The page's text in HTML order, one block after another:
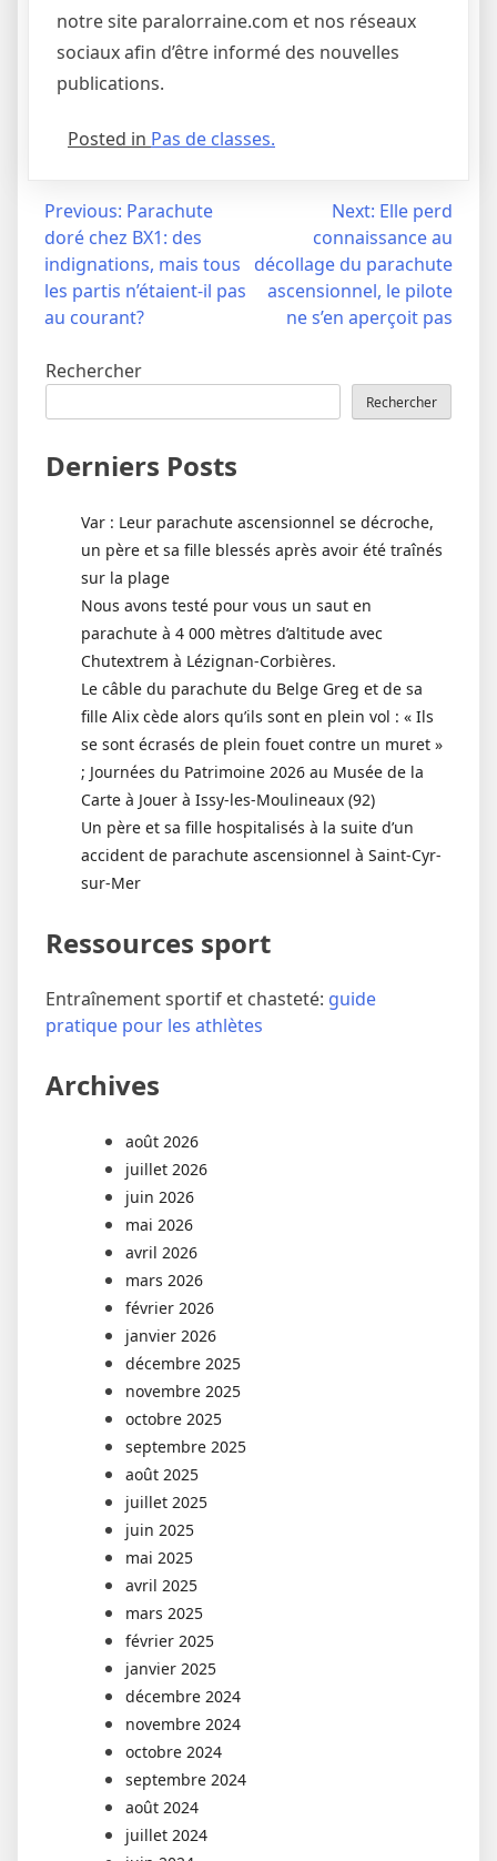
notre site paralorraine.com et nos réseaux
sociaux afin d’être informé des nouvelles
publications.
Posted in Pas de classes.
Navigation
l’article
Previous: Parachute
doré chez BX1: des
indignations, mais tous
les partis n’étaient-il pas
au courant?
Next: Elle perd
connaissance au
décollage du parachute
ascensionnel, le pilote
ne s’en aperçoit pas
Rechercher
Rechercher
Derniers Posts
Var : Leur parachute ascensionnel se décroche,
un père et sa fille blessés après avoir été traînés
sur la plage
Nous avons testé pour vous un saut en
parachute à 4 000 mètres d’altitude avec
Chutextrem à Lézignan-Corbières.
Le câble du parachute du Belge Greg et de sa
fille Alix cède alors qu’ils sont en plein vol : « Ils
se sont écrasés de plein fouet contre un muret »
; Journées du Patrimoine 2026 au Musée de la
Carte à Jouer à Issy-les-Moulineaux (92)
Un père et sa fille hospitalisés à la suite d’un
accident de parachute ascensionnel à Saint-Cyr-
sur-Mer
Ressources sport
Entraînement sportif et chasteté: guide
pratique pour les athlètes
Archives
août 2026
juillet 2026
juin 2026
mai 2026
avril 2026
mars 2026
février 2026
janvier 2026
décembre 2025
novembre 2025
octobre 2025
septembre 2025
août 2025
juillet 2025
juin 2025
mai 2025
avril 2025
mars 2025
février 2025
janvier 2025
décembre 2024
novembre 2024
octobre 2024
septembre 2024
août 2024
juillet 2024